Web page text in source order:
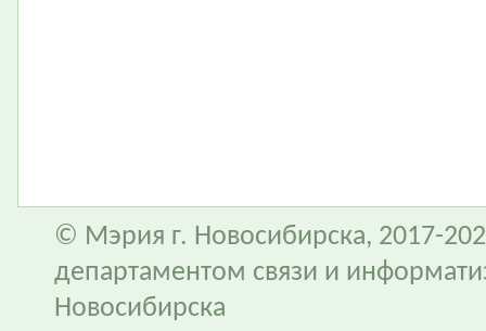
© Мэрия г. Новосибирска, 2017-
департаментом связи и
Новосибирска